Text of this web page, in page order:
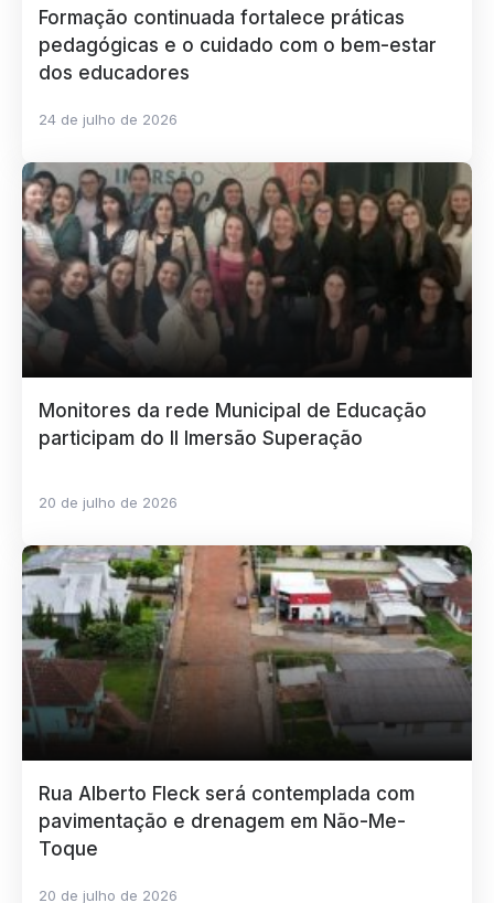
Formação continuada fortalece práticas
pedagógicas e o cuidado com o bem-estar
dos educadores
24 de julho de 2026
Monitores da rede Municipal de Educação
participam do II Imersão Superação
20 de julho de 2026
Rua Alberto Fleck será contemplada com
pavimentação e drenagem em Não-Me-
Toque
20 de julho de 2026